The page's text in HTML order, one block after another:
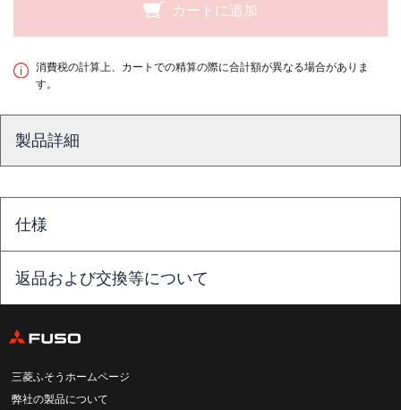
カートに追加
消費税の計算上、カートでの精算の際に合計額が異なる場合がありま
す。
製品詳細
仕様
返品および交換等について
三菱ふそうホームページ
弊社の製品について